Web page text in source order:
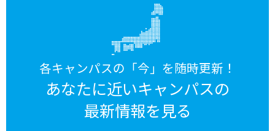
各キャンパスの「今」を随時更新！
あなたに近いキャンパスの
最新情報を見る